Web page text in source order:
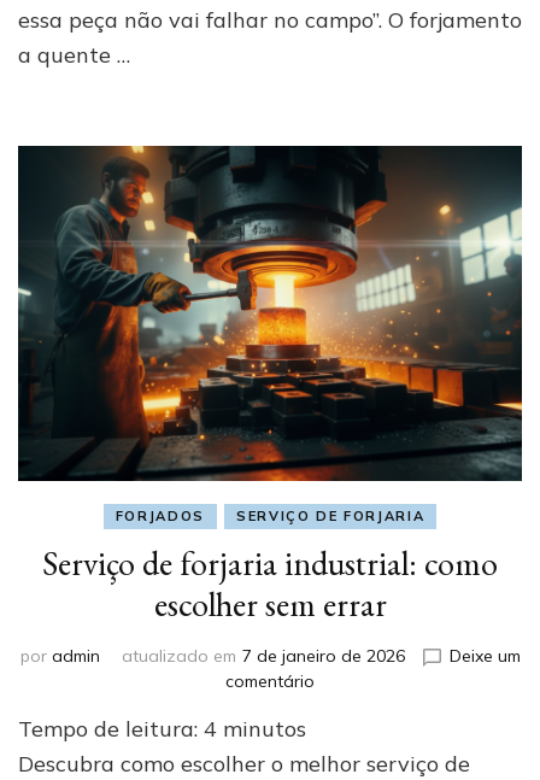
essa peça não vai falhar no campo”. O forjamento
a quente …
FORJADOS SERVIÇO DE FORJARIA
Serviço de forjaria industrial: como
escolher sem errar
por admin atualizado em 7 de janeiro de 2026
Deixe um
comentário
forjaria
Tempo de leitura: 4 minutos
Descubra como escolher o melhor serviço de